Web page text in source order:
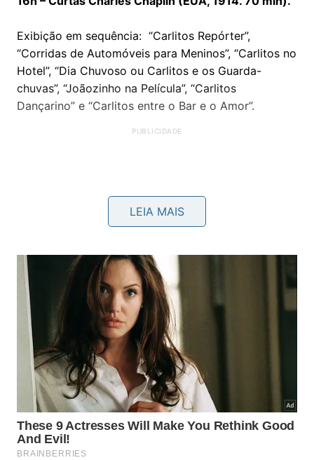
Exibição em sequência: “Carlitos Repórter”,
“Corridas de Automóveis para Meninos”, “Carlitos no
Hotel”, “Dia Chuvoso ou Carlitos e os Guarda-
chuvas”, “Joãozinho na Película”, “Carlitos
Dançarino” e “Carlitos entre o Bar e o Amor”.
Local: Biblioteca Pública Viriato Corrêa
18h – Nossa Hospitalidade (Our Hospitality, EUA,
1923, 74 min.Dir.: John G. Blystone
Keaton).
Sinopse: Ao retornar para sua terra natal, rapaz se
apaixona por uma garota, mas tem de lutar contra a
LEIA MAIS